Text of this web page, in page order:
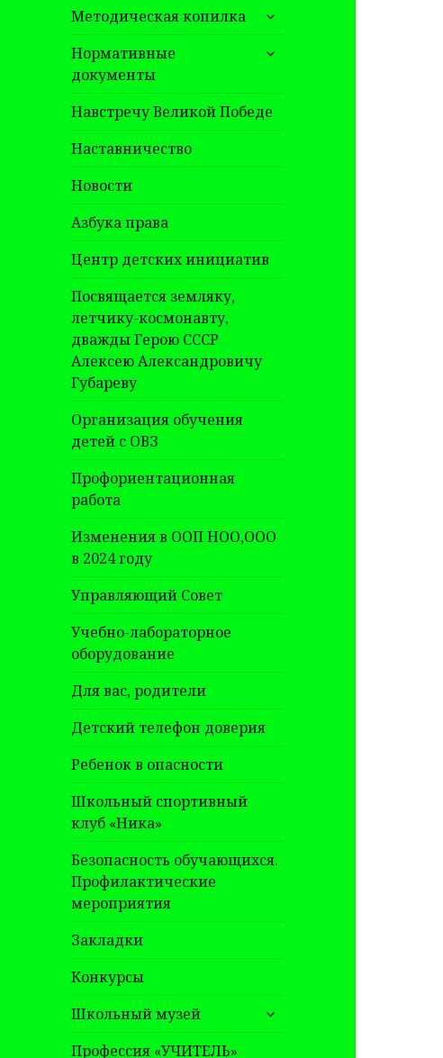
Методическая копилка
раскрыть
дочернее
меню
Нормативные
документы
раскрыть
Навстречу Великой Победе
Наставничество
Новости
Азбука права
Центр детских инициатив
Посвящается земляку,
летчику-космонавту,
дважды Герою СССР
Алексею Александровичу
Губареву
Организация обучения
детей с ОВЗ
Профориентационная
работа
Изменения в ООП НОО,ООО
в 2024 году
Управляющий Совет
Учебно-лабораторное
оборудование
Для вас, родители
Детский телефон доверия
Ребенок в опасности
Школьный спортивный
клуб «Ника»
Безопасность обучающихся.
Профилактические
мероприятия
Закладки
Конкурсы
Школьный музей
раскрыть
дочернее
Профессия «УЧИТЕЛЬ»